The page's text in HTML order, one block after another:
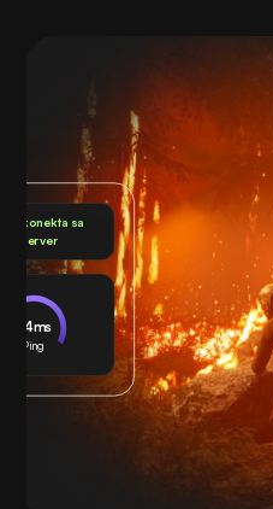
sa
Server
24ms
Ping